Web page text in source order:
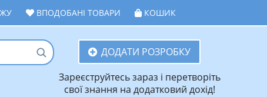
ВПОДОБАНІ ТОВАРИ КОШИК
ДОДАТИ РОЗРОБКУ
Зареєструйтесь зараз і перетворіть
свої знання на додатковий дохід!